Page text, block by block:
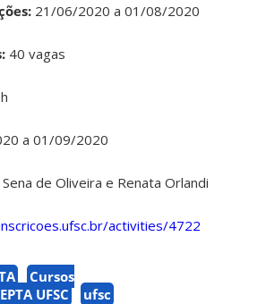
21/06/2020 a 01/08/2020
40 vagas
a 01/09/2020
de Oliveira e Renata Orlandi
activities/4722
Cursos
UFSC ufsc